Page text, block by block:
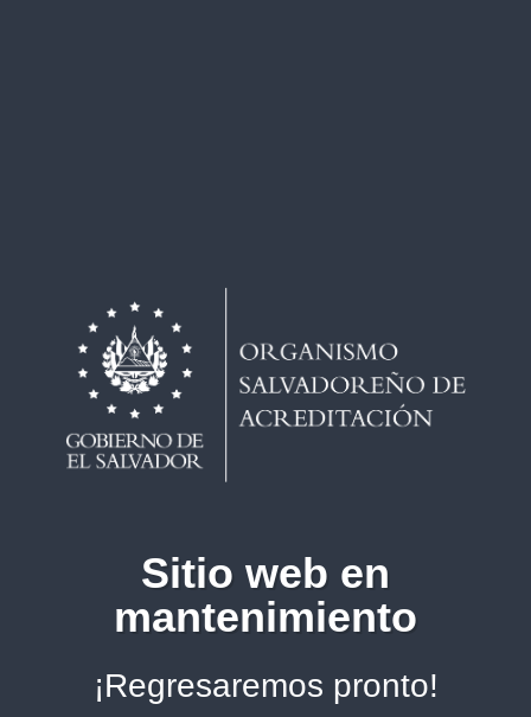
Sitio web en
mantenimiento
¡Regresaremos pronto!